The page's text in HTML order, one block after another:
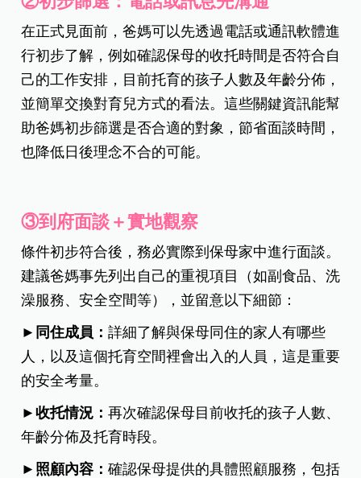
在正式見面前，爸媽可以先透過電話或通訊軟體進
行初步了解，例如確認保母的收托時間是否符合自
己的工作安排，目前托育的孩子人數及年齡分佈，
並簡單交換對育兒方式的看法。這些關鍵資訊能幫
助爸媽初步篩選是否合適的對象，節省面談時間，
也降低日後理念不合的可能。
③到府面談＋實地觀察
條件初步符合後，務必實際到保母家中進行面談。
建議爸媽事先列出自己的重視項目（如副食品、洗
澡服務、安全空間等），並留意以下細節：
►同住成員：詳細了解與保母同住的家人有哪些
人，以及這個托育空間裡會出入的人員，這是重要
的安全考量。
►收托情況：再次確認保母目前收托的孩子人數、
年齡分佈及托育時段。
►照顧內容：確認保母提供的具體照顧服務，包括